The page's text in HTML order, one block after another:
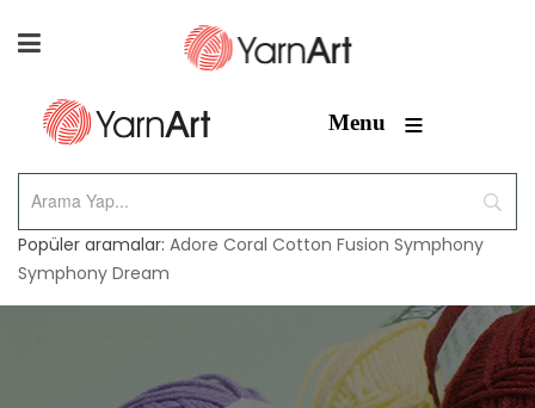
Menu ≡
Popüler aramalar: Adore Coral Cotton Fusion Symphony
Symphony Dream